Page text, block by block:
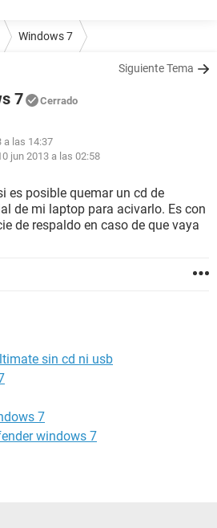
Windows 7
Siguiente Tema
7 Cerrado
a las 14:37
jun 2013 a las 02:58
es posible quemar un cd de
de mi laptop para acivarlo. Es con
de respaldo en caso de que vaya
sin cd ni usb
7
windows 7